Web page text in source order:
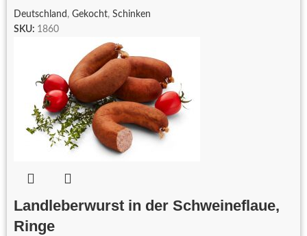
Deutschland , Gekocht, Schinken
SKU: 1860
Landleberwurst in der Schweineflaue,
Ringe